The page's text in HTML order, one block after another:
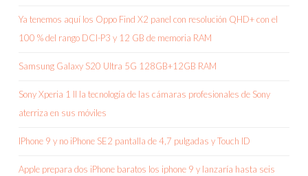
Ya tenemos aquí los Oppo Find X2 panel con resolución QHD+ con el
100 % del rango DCI-P3 y 12 GB de memoria RAM
Samsung Galaxy S20 Ultra 5G 128GB+12GB RAM
Sony Xperia 1 II la tecnología de las cámaras profesionales de Sony
aterriza en sus móviles
IPhone 9 y no iPhone SE2 pantalla de 4,7 pulgadas y Touch ID
Apple prepara dos iPhone baratos los iphone 9 y lanzaría hasta seis